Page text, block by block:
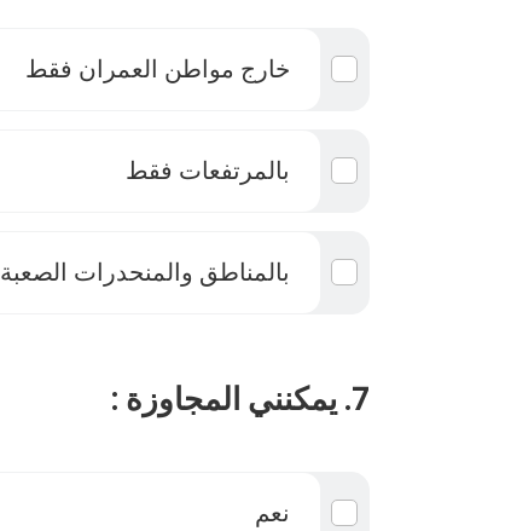
خارج مواطن العمران فقط
بالمرتفعات فقط
بالمناطق والمنحدرات الصعبة
7. يمكنني المجاوزة :
نعم